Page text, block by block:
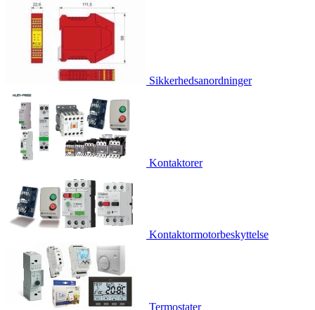
Sikkerhedsanordninger
Kontaktorer
Kontaktormotorbeskyttelse
Termostater